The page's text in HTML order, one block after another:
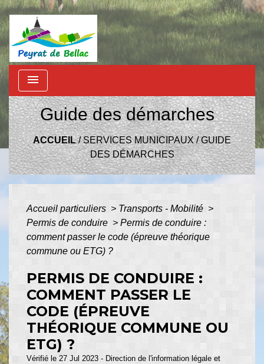
menu
Guide des démarches
ACCUEIL/SERVICES MUNICIPAUX/GUIDE
DES DÉMARCHES
Accueil particuliers > Transports - Mobilité >
Permis de conduire > Permis de conduire :
comment passer le code (épreuve théorique
commune ou ETG) ?
PERMIS DE CONDUIRE :
COMMENT PASSER LE
CODE (ÉPREUVE
THÉORIQUE COMMUNE OU
ETG) ?
Vérifié le 27 Jul 2023 - Direction de l'information légale et